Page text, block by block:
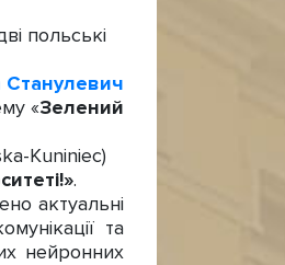
польські
Станулевич
«Зелений
Kuniniec)
.
актуальні
та
нейронних